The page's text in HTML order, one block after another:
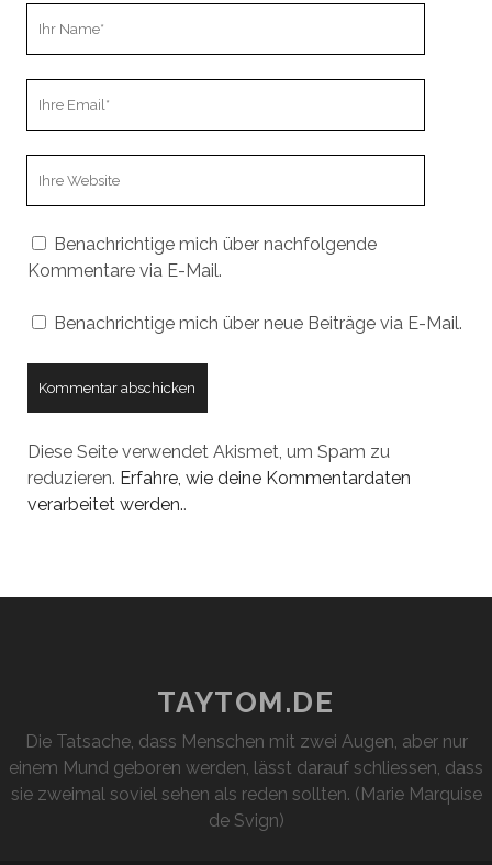
Benachrichtige mich über nachfolgende
Kommentare via E-Mail.
Benachrichtige mich über neue Beiträge via E-Mail.
Diese Seite verwendet Akismet, um Spam zu
reduzieren. Erfahre, wie deine Kommentardaten
verarbeitet werden..
TAYTOM.DE
Die Tatsache, dass Menschen mit zwei Augen, aber nur
einem Mund geboren werden, lässt darauf schliessen, dass
sie zweimal soviel sehen als reden sollten. (Marie Marquise
de Svign)